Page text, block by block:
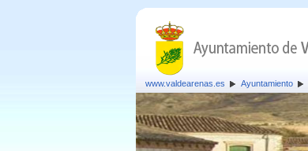
www.valdearenas.es Ayuntamiento